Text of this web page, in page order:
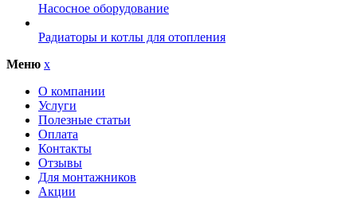
Насосное оборудование
Радиаторы и котлы для отопления
Меню x
О компании
Услуги
Полезные статьи
Оплата
Контакты
Отзывы
Для монтажников
Акции